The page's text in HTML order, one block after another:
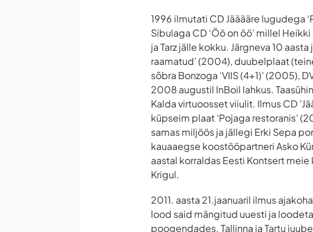
1996 ilmutati CD Jääääre lugudega
Sibulaga CD ‘Öö on öö’ millel
ja Tarz jälle kokku. Järgneva 10
raamatud’ (2004), duubelplaat
sõbra Bonzoga ‘VIIS (4+1)’ (2005),
2008 augustil InBoil lahkus.
Kalda virtuoosset viiulit. Ilmus CD
küpseim plaat ‘Pojaga restoranis’
samas miljöös ja jällegi Erki Sepa
kauaaegse koostööpartneri Asko
aastal korraldas Eesti Kontsert meie
Krigul.
2011. aasta 21.jaanuaril ilmus
lood said mängitud uuesti ja
poogendades. Tallinna ja Tartu